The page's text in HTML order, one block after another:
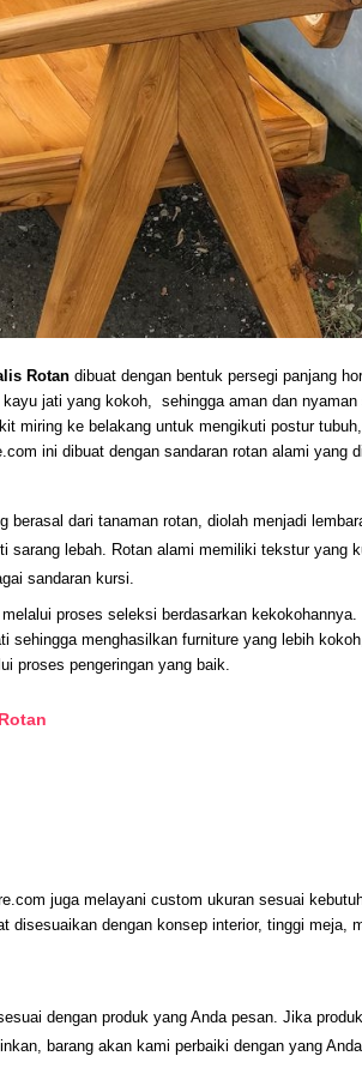
Rotan dibuat dengan bentuk persegi panjang
jati yang kokoh, sehingga aman dan nyaman
miring ke belakang untuk mengikuti postur tubuh,
ini dibuat dengan sandaran rotan alami yang
berasal dari tanaman rotan, diolah menjadi
sarang lebah. Rotan alami memiliki tekstur yang
sandaran kursi.
proses seleksi berdasarkan kekokohannya.
sehingga menghasilkan furniture yang lebih
proses pengeringan yang baik.
juga melayani custom ukuran sesuai
disesuaikan dengan konsep interior, tinggi meja,
dengan produk yang Anda pesan. Jika
barang akan kami perbaiki dengan yang